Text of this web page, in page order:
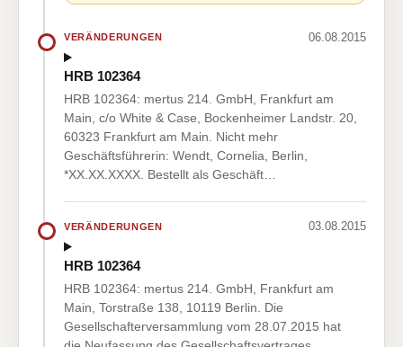
VERÄNDERUNGEN 06.08.2015
HRB 102364
HRB 102364: mertus 214. GmbH, Frankfurt am
Main, c/o White & Case, Bockenheimer Landstr. 20,
60323 Frankfurt am Main. Nicht mehr
Geschäftsführerin: Wendt, Cornelia, Berlin,
*XX.XX.XXXX. Bestellt als Geschäft…
VERÄNDERUNGEN 03.08.2015
HRB 102364
HRB 102364: mertus 214. GmbH, Frankfurt am
Main, Torstraße 138, 10119 Berlin. Die
Gesellschafterversammlung vom 28.07.2015 hat